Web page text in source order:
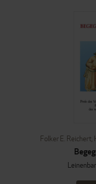
Folker E. Reichert,